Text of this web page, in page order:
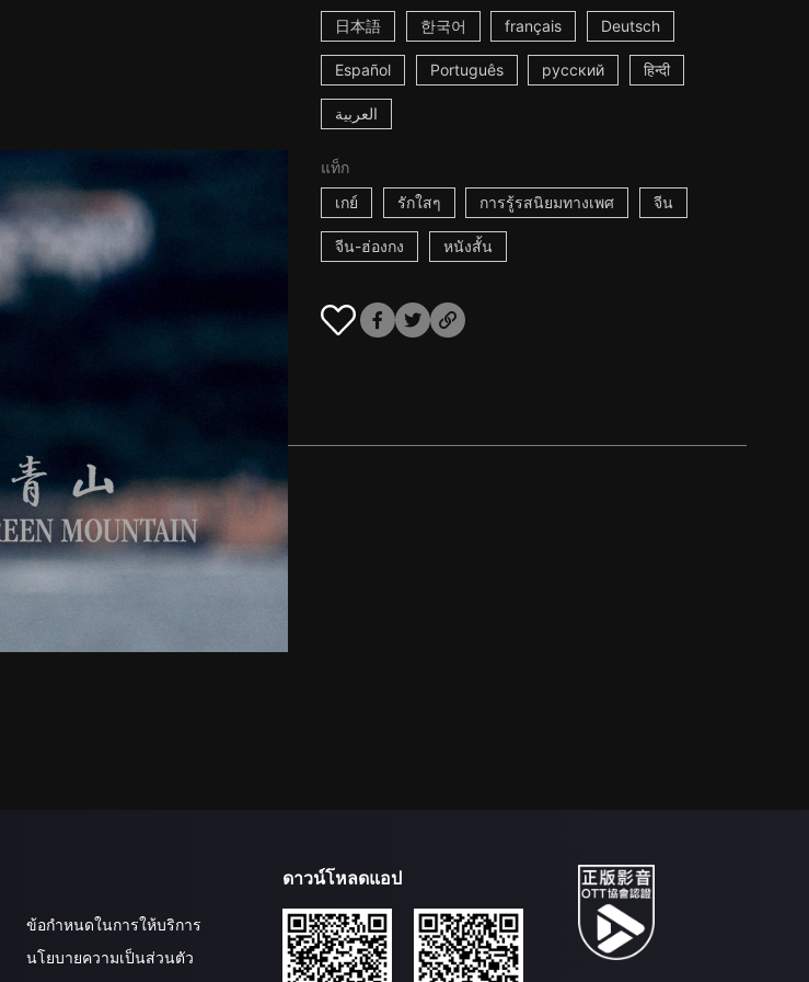
日本語 한국어 français Deutsch
Español Português русский हिन्दी
العربية
แท็ก
เกย์
รักใสๆ การรู้รสนิยมทางเพศ จีน
จีน-ฮ่องกง หนังสั้น
ข้อกำหนดในการให้บริการ
นโยบายความเป็นส่วนตัว
ดาวน์โหลดแอป